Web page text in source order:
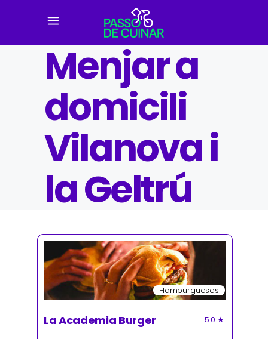
Menjar a
domicili
Vilanova i
la Geltrú
Hamburgueses
La Academia Burger 5.0 ★